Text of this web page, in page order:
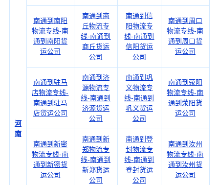
河
南
南通到南阳
物流专线-南
通到南阳货
运公司
南通到商
丘物流专
线-南通到
商丘货运
公司
南通到信
阳物流专
线-南通到
信阳货运
公司
南通到周口
物流专线-南
通到周口货
运公司
南通到驻马
店物流专线-
南通到驻马
店货运公司
南通到济
源物流专
线-南通到
济源货运
公司
南通到巩
义物流专
线-南通到
巩义货运
公司
南通到荥阳
物流专线-南
通到荥阳货
运公司
南通到新密
物流专线-南
通到新密货
运公司
南通到新
郑物流专
线-南通到
新郑货运
公司
南通到登
封物流专
线-南通到
登封货运
公司
南通到汝州
物流专线-南
通到汝州货
运公司